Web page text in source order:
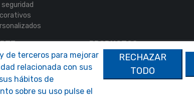
PRODUCTOS
Contáctenos
de terceros para mejorar
relacionada con sus
hábitos de
sobre su uso pulse el
RECHAZAR
TODO